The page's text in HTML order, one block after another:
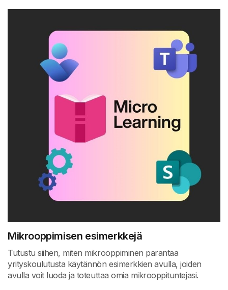
Mikrooppimisen esimerkkejä
Tutustu siihen, miten mikrooppiminen parantaa
yrityskoulutusta käytännön esimerkkien avulla, joiden
avulla voit luoda ja toteuttaa omia mikrooppituntejasi.